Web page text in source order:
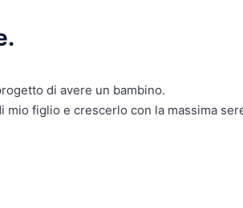
di avere un bambino.
figlio e crescerlo con la massima